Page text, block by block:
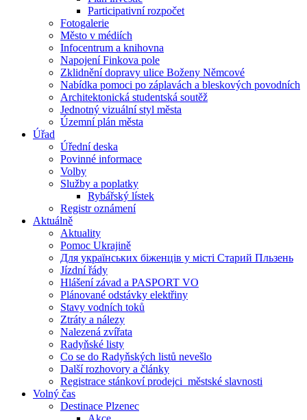
Participativní rozpočet
Fotogalerie
Město v médiích
Infocentrum a knihovna
Napojení Finkova pole
Zklidnění dopravy ulice Boženy Němcové
Nabídka pomoci po záplavách a bleskových povodních
Architektonická studentská soutěž
Jednotný vizuální styl města
Územní plán města
Úřad
Úřední deska
Povinné informace
Volby
Služby a poplatky
Rybářský lístek
Registr oznámení
Aktuálně
Aktuality
Pomoc Ukrajině
Для українських біженців у місті Старий Пльзень
Jízdní řády
Hlášení závad a PASPORT VO
Plánované odstávky elektřiny
Stavy vodních toků
Ztráty a nálezy
Nalezená zvířata
Radyňské listy
Co se do Radyňských listů nevešlo
Další rozhovory a články
Registrace stánkoví prodejci_městské slavnosti
Volný čas
Destinace Plzenec